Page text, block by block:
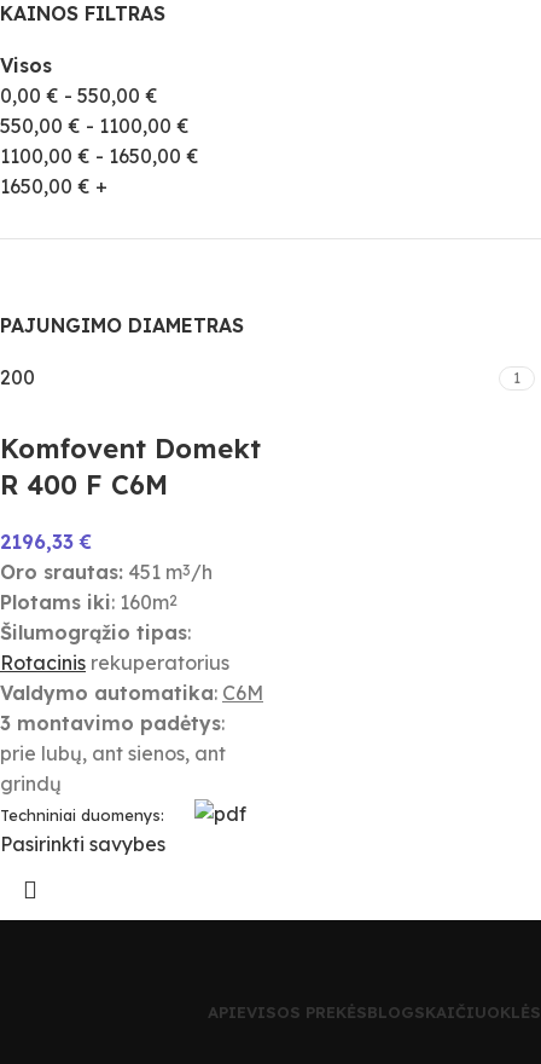
KAINOS FILTRAS
Visos
0,00 € - 550,00 €
550,00 € - 1100,00 €
1100,00 € - 1650,00 €
1650,00 € +
PAJUNGIMO DIAMETRAS
200 1
Komfovent Domekt
R 400 F C6M
2196,33€
Oro srautas: 451 m3/h
Plotams iki: 160m2
Šilumogrąžio tipas:
Rotacinis rekuperatorius
Valdymo automatika: C6M
3 montavimo padėtys:
prie lubų, ant sienos, ant
grindų
Techniniai duomenys:
Pasirinkti savybes
APIEVISOS PREKĖSBLOGSKAIČIUOKLĖS